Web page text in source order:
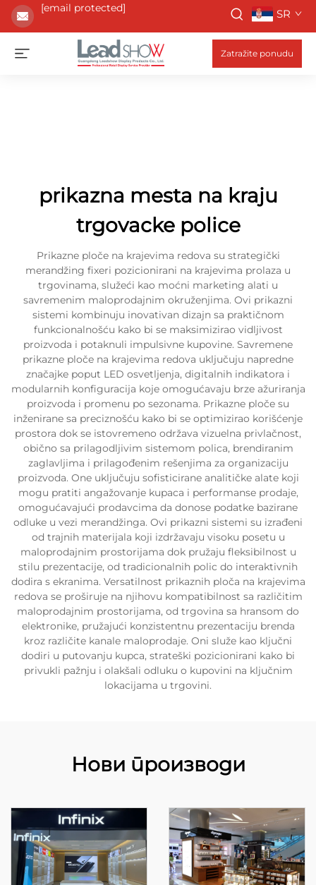
[email protected] SR
Zatražite ponudu
prikazna mesta na kraju
trgovacke police
Prikazne ploče na krajevima redova su strategički
merandžing fixeri pozicionirani na krajevima prolaza u
trgovinama, služeći kao moćni marketing alati u
savremenim maloprodajnim okruženjima. Ovi prikazni
sistemi kombinuju inovativan dizajn sa praktičnom
funkcionalnošću kako bi se maksimizirao vidljivost
proizvoda i potaknuli impulsivne kupovine. Savremene
prikazne ploče na krajevima redova uključuju napredne
značajke poput LED osvetljenja, digitalnih indikatora i
modularnih konfiguracija koje omogućavaju brze ažuriranja
proizvoda i promenu po sezonama. Prikazne ploče su
inženirane sa preciznošću kako bi se optimizirao korišćenje
prostora dok se istovremeno održava vizuelna privlačnost,
obično sa prilagodljivim sistemom polica, brendiranim
zaglavljima i prilagođenim rešenjima za organizaciju
proizvoda. One uključuju sofisticirane analitičke alate koji
mogu pratiti angažovanje kupaca i performanse prodaje,
omogućavajući prodavcima da donose podatke bazirane
odluke u vezi merandžinga. Ovi prikazni sistemi su izrađeni
od trajnih materijala koji izdržavaju visoku posetu u
maloprodajnim prostorijama dok pružaju fleksibilnost u
stilu prezentacije, od tradicionalnih polic do interaktivnih
dodira s ekranima. Versatilnost prikaznih ploča na krajevima
redova se proširuje na njihovu kompatibilnost sa različitim
maloprodajnim prostorijama, od trgovina sa hransom do
elektronike, pružajući konzistentnu prezentaciju brenda
kroz različite kanale maloprodaje. Oni služe kao ključni
dodiri u putovanju kupca, strateški pozicionirani kako bi
privukli pažnju i olakšali odluku o kupovini na ključnim
lokacijama u trgovini.
Нови производи